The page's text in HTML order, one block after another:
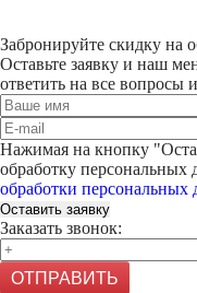
Забронируйте скидку на
Оставьте заявку и наш
ответить на все вопросы
Нажимая на кнопку "
обработку персональных
обработки персональных
Оставить заявку
Заказать звонок:
ОТПРАВИТЬ